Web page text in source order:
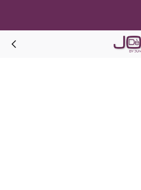
Informativa sulla raccolta
Le tue preferenze